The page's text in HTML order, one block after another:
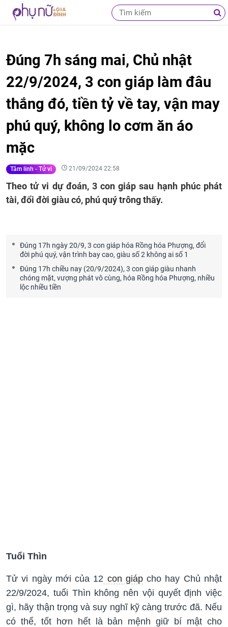
Đúng 7h sáng mai, Chủ nhật
22/9/2024, 3 con giáp làm đâu
thắng đó, tiền tỷ về tay, vận may
phú quý, không lo cơm ăn áo
mặc
Tâm linh - Tử vi 21/09/2024 22:58
Theo tử vi dự đoán, 3 con giáp sau hạnh phúc phát
tài, đổi đời giàu có, phú quý trông thấy.
Đúng 17h ngày 20/9, 3 con giáp hóa Rồng hóa Phượng, đổi
đời phú quý, vận trình bay cao, giàu số 2 không ai số 1
Đúng 17h chiều nay (20/9/2024), 3 con giáp giàu nhanh
chóng mặt, vượng phát vô cùng, hóa Rồng hóa Phượng, nhiều
lộc nhiều tiền
Tuổi Thìn
Tử vi ngày mới của 12 con giápcho hay Chủ nhật
22/9/2024, tuổi Thìn không nên vội quyết định việc
gì, hãy thận trọng và suy nghĩ kỹ càng trước đã. Nếu
có thể, tốt hơn hết là bản mệnh giữ bí mật cho